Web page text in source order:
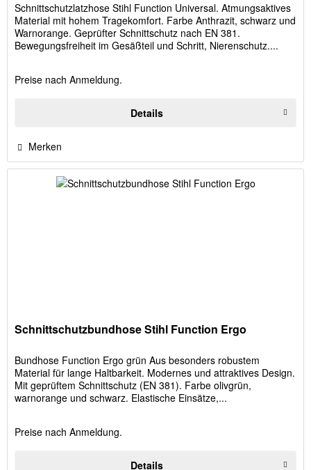
Schnittschutzlatzhose Stihl Function Universal. Atmungsaktives
Material mit hohem Tragekomfort. Farbe Anthrazit, schwarz und
Warnorange. Geprüfter Schnittschutz nach EN 381.
Bewegungsfreiheit im Gesäßteil und Schritt, Nierenschutz....
Preise nach Anmeldung.
Details
Merken
Schnittschutzbundhose Stihl Function Ergo
Bundhose Function Ergo grün Aus besonders robustem
Material für lange Haltbarkeit. Modernes und attraktives Design.
Mit geprüftem Schnittschutz (EN 381). Farbe olivgrün,
warnorange und schwarz. Elastische Einsätze,...
Preise nach Anmeldung.
Details